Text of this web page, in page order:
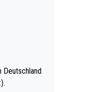
Deutschland